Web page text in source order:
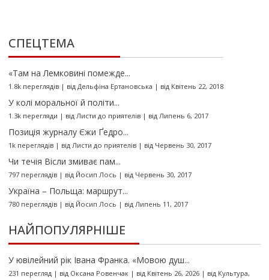
СПЕЦТЕМА
«Там на Лемковині помежде...
1.8k переглядів| від Дельфіна Ертановська | від Квітень 22, 2018
У колі моральної й політи...
1.3k перегляди | від Листи до приятелів| від Липень 6, 2017
Позиція журналу Єжи Ґедро...
1k переглядів| від Листи до приятелів| від Червень 30, 2017
Чи течія Вісли змиває пам...
797 переглядів| від Йосип Лось | від Червень 30, 2017
Україна – Польща: маршрут...
780 переглядів| від Йосип Лось | від Липень 11, 2017
НАЙПОПУЛЯРНІШЕ
У ювілейний рік Івана Франка. «Мовою душ...
231 перегляд | від Оксана Ровенчак| від Квітень 26, 2026| від Культура,